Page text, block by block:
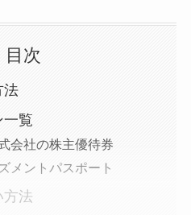
目次
法
一覧
会社の株主優待券
メントパスポート
方法